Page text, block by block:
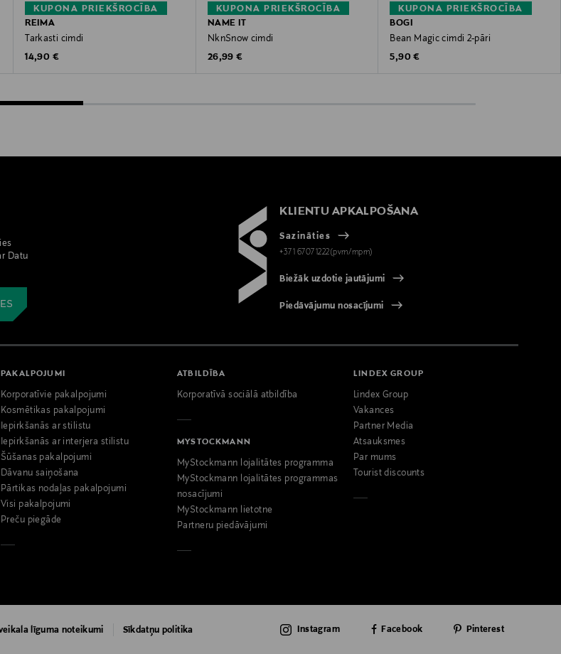
KUPONA PRIEKŠROCĪBA
REIMA
Tarkasti cimdi
Original Price
14,90 €
KUPONA PRIEKŠROCĪBA
NAME IT
NknSnow cimdi
Original Price
26,99 €
KUPONA PRIEKŠROCĪBA
BOGI
Bean Magic cimdi 2-pāri
Original Price
5,90 €
Datu
KLIENTU APKALPOŠANA
Sazināties
+371 67071222(pvm/mpm)
Biežāk uzdotie jautājumi
Piedāvājumu nosacījumi
PAKALPOJUMI
Korporatīvie pakalpojumi
Kosmētikas pakalpojumi
Iepirkšanās ar stilistu
Iepirkšanās ar interjera stilistu
Šūšanas pakalpojumi
Dāvanu saiņošana
Pārtikas nodaļas pakalpojumi
Visi pakalpojumi
Preču piegāde
ATBILDĪBA
Korporatīvā sociālā atbildība
MYSTOCKMANN
MyStockmann lojalitātes programma
MyStockmann lojalitātes programmas
nosacījumi
MyStockmann lietotne
Partneru piedāvājumi
LINDEX GROUP
Lindex Group
Vakances
Partner Media
Atsauksmes
Par mums
Tourist discounts
līguma noteikumi Sīkdatņu politika Instagram Facebook Pinterest